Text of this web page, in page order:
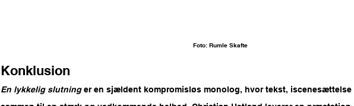
Foto: Rumle Skafte
Konklusion
En lykkelig slutning er en sjældent kompromisløs monolog, hvor tekst, iscenesættelse